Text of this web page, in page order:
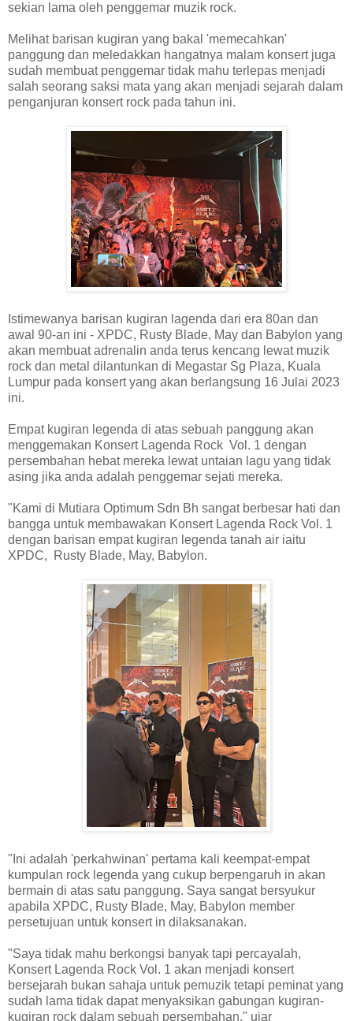
sekian lama oleh penggemar muzik rock.
Melihat barisan kugiran yang bakal 'memecahkan'
panggung dan meledakkan hangatnya malam konsert juga
sudah membuat penggemar tidak mahu terlepas menjadi
salah seorang saksi mata yang akan menjadi sejarah dalam
penganjuran konsert rock pada tahun ini.
Istimewanya barisan kugiran lagenda dari era 80an dan
awal 90-an ini - XPDC, Rusty Blade, May dan Babylon yang
akan membuat adrenalin anda terus kencang lewat muzik
rock dan metal dilantunkan di Megastar Sg Plaza, Kuala
Lumpur pada konsert yang akan berlangsung 16 Julai 2023
ini.
Empat kugiran legenda di atas sebuah panggung akan
menggemakan Konsert Lagenda Rock Vol. 1 dengan
persembahan hebat mereka lewat untaian lagu yang tidak
asing jika anda adalah penggemar sejati mereka.
"Kami di Mutiara Optimum Sdn Bh sangat berbesar hati dan
bangga untuk membawakan Konsert Lagenda Rock Vol. 1
dengan barisan empat kugiran legenda tanah air iaitu
XPDC, Rusty Blade, May, Babylon.
"Ini adalah 'perkahwinan' pertama kali keempat-empat
kumpulan rock legenda yang cukup berpengaruh in akan
bermain di atas satu panggung. Saya sangat bersyukur
apabila XPDC, Rusty Blade, May, Babylon member
persetujuan untuk konsert in dilaksanakan.
"Saya tidak mahu berkongsi banyak tapi percayalah,
Konsert Lagenda Rock Vol. 1 akan menjadi konsert
bersejarah bukan sahaja untuk pemuzik tetapi peminat yang
sudah lama tidak dapat menyaksikan gabungan kugiran-
kugiran rock dalam sebuah persembahan," ujar